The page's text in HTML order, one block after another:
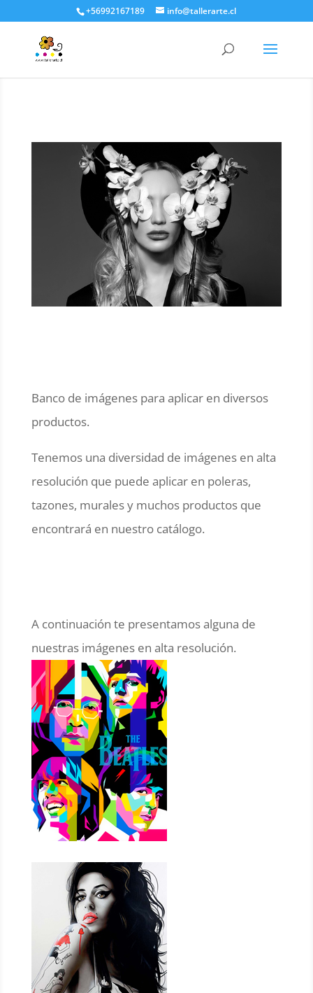
+56992167189 info@tallerarte.cl
Banco de imágenes para aplicar en diversos
productos.
Tenemos una diversidad de imágenes en alta
resolución que puede aplicar en poleras,
tazones, murales y muchos productos que
encontrará en nuestro catálogo.
A continuación te presentamos alguna de
nuestras imágenes en alta resolución.